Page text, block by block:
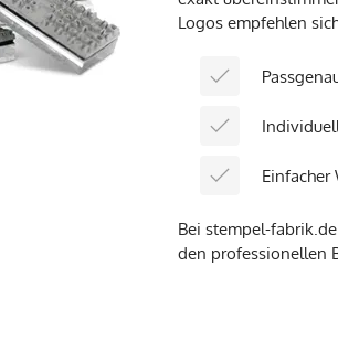
Logos empfehlen
Einfacher
Bei stempel-
den professionellen